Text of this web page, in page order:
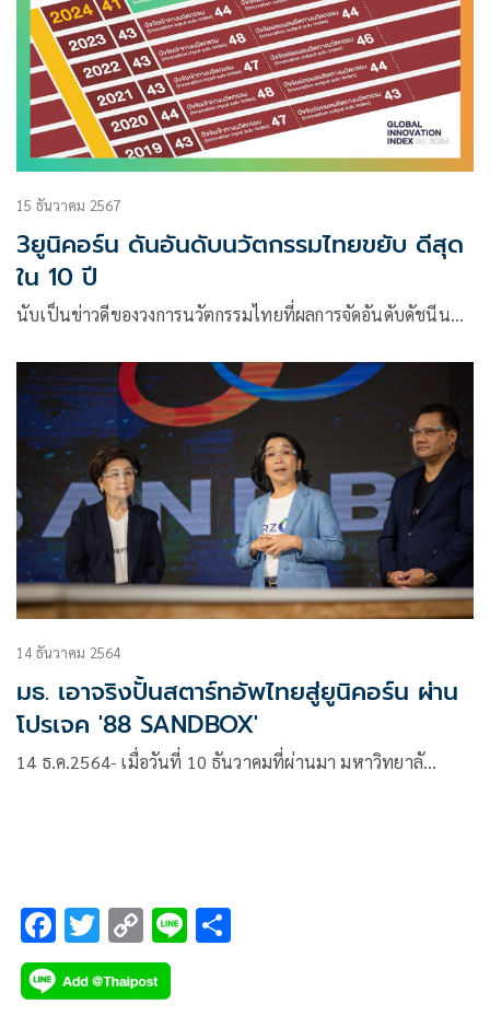
15 ธันวาคม 2567
3ยูนิคอร์น ดันอันดับนวัตกรรมไทยขยับ ดีสุด
ใน 10 ปี
นับเป็นข่าวดีของวงการนวัตกรรมไทยที่ผลการจัดอันดับดัชนีน…
14 ธันวาคม 2564
มธ. เอาจริงปั้นสตาร์ทอัพไทยสู่ยูนิคอร์น ผ่าน
โปรเจค '88 SANDBOX'
14 ธ.ค.2564- เมื่อวันที่ 10 ธันวาคมที่ผ่านมา มหาวิทยาลั…
F
ac
e
T
wi
tt
C
o
p
Li